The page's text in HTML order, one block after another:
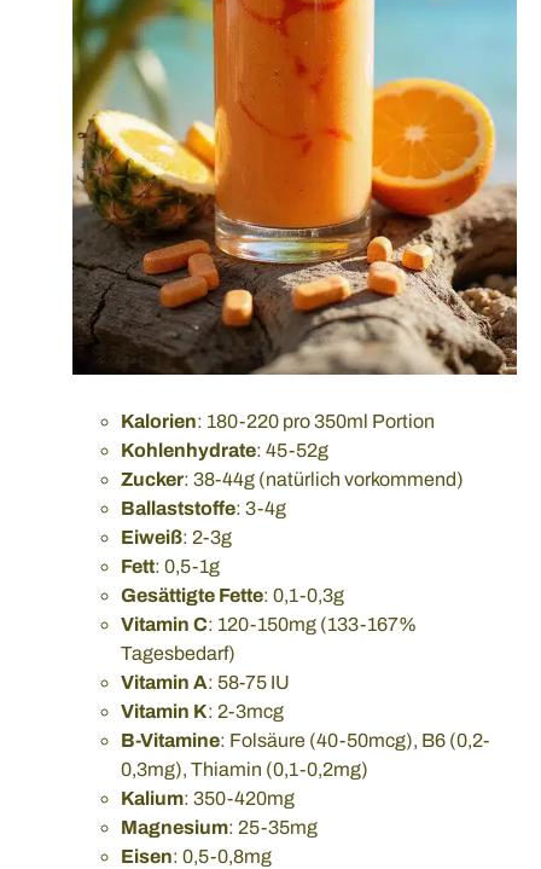
Kalorien: 180-220 pro 350ml Portion
Kohlenhydrate: 45-52g
Zucker: 38-44g (natürlich vorkommend)
Ballaststoffe: 3-4g
Eiweiß: 2-3g
Fett: 0,5-1g
Gesättigte Fette: 0,1-0,3g
Vitamin C: 120-150mg (133-167%
Tagesbedarf)
Vitamin A: 58-75 IU
Vitamin K: 2-3mcg
B-Vitamine: Folsäure (40-50mcg), B6 (0,2-
0,3mg), Thiamin (0,1-0,2mg)
Kalium: 350-420mg
Magnesium: 25-35mg
Eisen: 0,5-0,8mg